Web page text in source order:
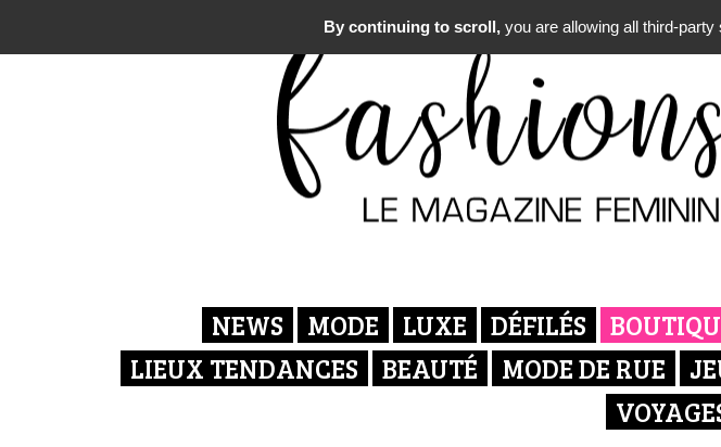
NEWS MODE LUXE DÉFILÉS
LIEUX TENDANCES
BEAUTÉ MODE DE RUE
By continuing to scroll, you are allowing all third-party